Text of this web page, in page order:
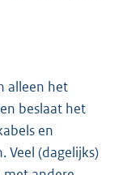
alleen het
beslaat het
en
Veel (dagelijks)